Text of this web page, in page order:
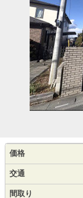
価格
交通
間取り